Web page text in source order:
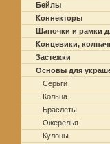
Бейлы
Коннекторы
Шапочки и рамки
Концевики,
Застежки
Основы для
Серьги
Кольца
Браслеты
Ожерелья
Кулоны